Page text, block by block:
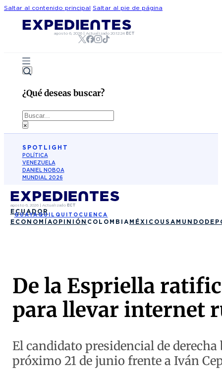
Saltar al contenido principal Saltar al pie de página
agosto 6, 2026| Actualizado 20:12:24 ECT
¿Qué deseas buscar?
Buscar
×
SPOTLIGHT
POLÍTICA
VENEZUELA
DANIEL NOBOA
MUNDIAL 2026
agosto 6, 2026| Actualizado ECT
ECUADOR
GUAYAQUIL QUITO CUENCA
ECONOMÍAOPINIÓN COLOMBIA MÉXICO USA MUNDO
De la Espriella
para llevar internet
El candidato presidencial de
próximo 21 de junio frente a Iván